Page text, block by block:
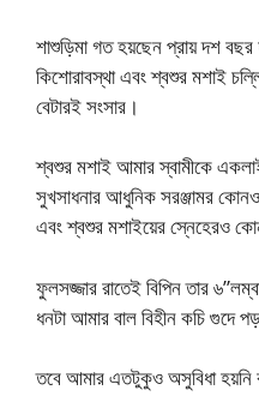
শাশুড়িমা গত হয়ছেন প্রায় দশ
কিশোরাবস্থা এবং শ্বশুর মশাই
বেটারই সংসার।
শ্বশুর মশাই আমার স্বামীকে
সুখসাধনার আধুনিক সরঞ্জামর
এবং শ্বশুর মশাইয়ের স্নেহেরও
ফুলসজ্জার রাতেই বিপিন তার
ধনটা আমার বাল বিহীন কচি গুদে
তবে আমার এতটুকুও অসুবিধা